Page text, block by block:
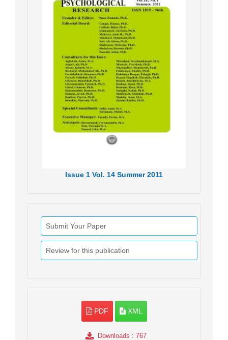
Issue 1 Vol. 14 Summer 2011
Submit Your Paper
Review for this publication
PDF XML
Downloads : 767